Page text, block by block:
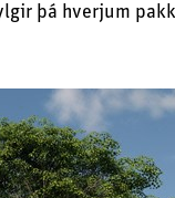
þá hverjum